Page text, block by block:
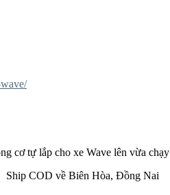
wave/
cơ tự lắp cho xe Wave lên vừa
Ship COD về Biên Hòa, Đồng Nai